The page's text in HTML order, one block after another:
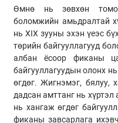
Өмнө нь зөвхөн
боломжийн амьдралтай
нь XIX зууны эхэн үеэс
төрийн байгууллагууд
албан ёсоор фиканы
байгууллагуудын олонх
өгдөг. Жигнэмэг, бялуу,
дадсан амттанг нь
нь хангаж өгдөг
фиканы завсарлага